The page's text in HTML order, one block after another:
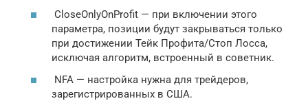
CloseOnlyOnProfit — при включении этого
параметра, позиции будут закрываться только
при достижении Тейк Профита/Стоп Лосса,
исключая алгоритм, встроенный в советник.
NFA — настройка нужна для трейдеров,
зарегистрированных в США.